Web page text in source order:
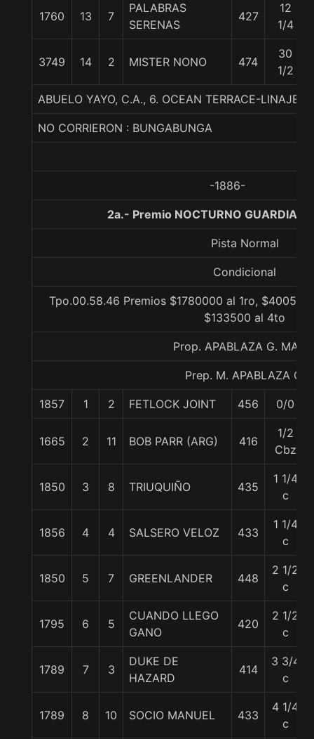
1760 13 7
PALABRAS
SERENAS
427
12
1/4
3749 14 2 MISTER NONO 474
30
1/2
ABUELO YAYO, C.A., 6. OCEAN TERRACE-LINAJE
NO CORRIERON : BUNGABUNGA
-1886-
2a.- Premio NOCTURNO
Pista Normal
Condicional
Tpo.00.58.46 Premios $1780000 al 1ro,
$133500 al 4to
Prop. APABLAZA G.
Prep. M. APABLAZA G.
1857 1 2 FETLOCK JOINT 456 0/0
1665 2 11 BOB PARR (ARG) 416
1/2
Cbz
1850 3 8 TRIUQUIÑO 435
1 1/4
c
1856 4 4 SALSERO VELOZ 433
1 1/4
c
1850 5 7 GREENLANDER 448
2 1/2
c
1795 6 5
CUANDO LLEGO
GANO
420
2 1/2
c
1789 7 3
DUKE DE
HAZARD
414
3 3/4
c
1789 8 10 SOCIO MANUEL 433
4 1/4
c